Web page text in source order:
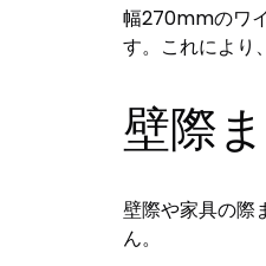
幅270mmのワ
す。これにより
壁際
壁際や家具の際
ん。